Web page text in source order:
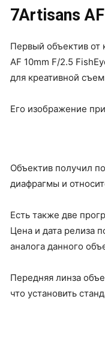
7Artisans
Первый объектив от
AF 10mm F/2.5
для креативной
Его изображение
Объектив получил
диафрагмы и
Есть также две
Цена и дата релиза
аналога данного
Передняя линза
что установить